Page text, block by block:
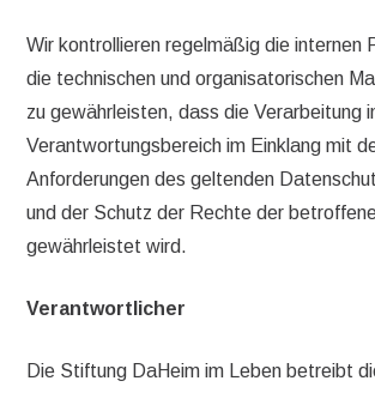
Wir kontrollieren regelmäßig die internen
die technischen und organisatorischen
zu gewährleisten, dass die Verarbeitung
Verantwortungsbereich im Einklang mit
Anforderungen des geltenden
und der Schutz der Rechte der
gewährleistet wird.
Verantwortlicher
Die Stiftung DaHeim im Leben betreibt